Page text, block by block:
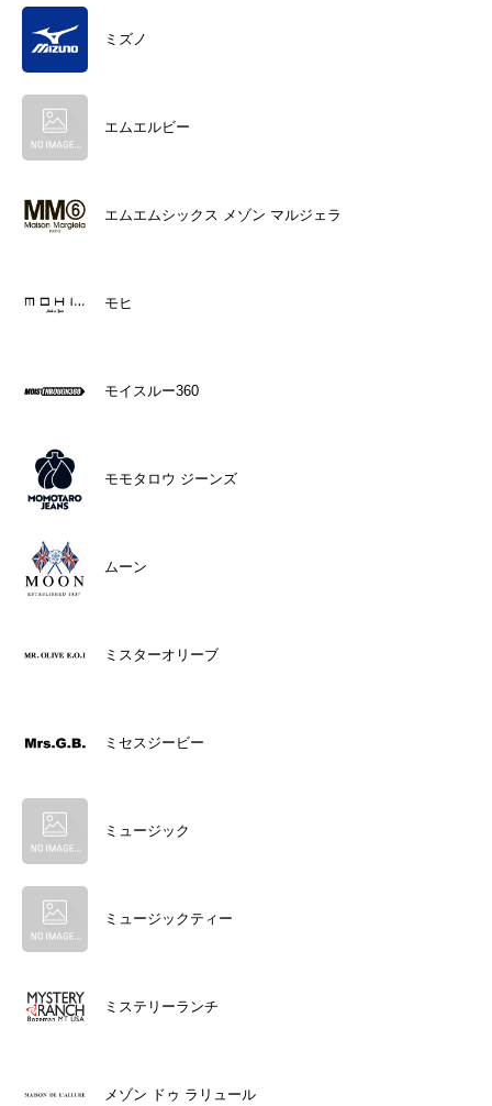
ミズノ
エムエルビー
エムエムシックス メゾン マルジェラ
モヒ
モイスルー360
モモタロウ ジーンズ
ムーン
ミスターオリーブ
ミセスジービー
ミュージック
ミュージックティー
ミステリーランチ
メゾン ドゥ ラリュール